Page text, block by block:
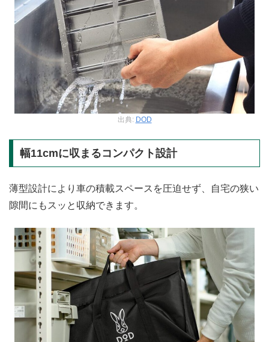
出典: DOD
幅11cmに収まるコンパクト設計
薄型設計により車の積載スペースを圧迫せず、自宅の狭い
隙間にもスッと収納できます。